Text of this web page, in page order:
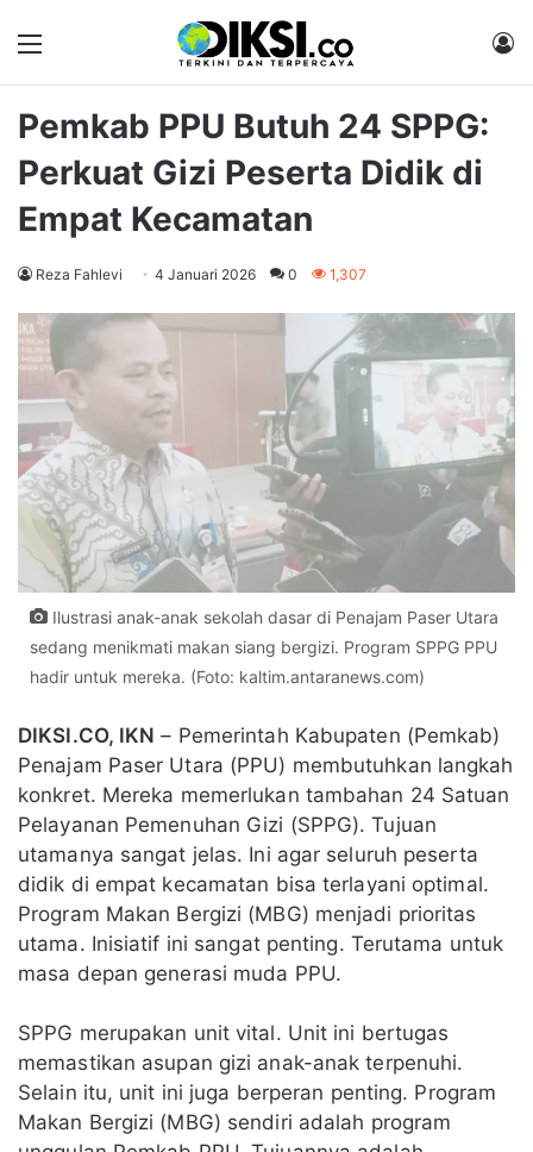
Pemkab PPU Butuh 24 SPPG:
Perkuat Gizi Peserta Didik di
Empat Kecamatan
Reza Fahlevi 4 Januari 2026 0 1,307
Ilustrasi anak-anak sekolah dasar di Penajam Paser Utara
sedang menikmati makan siang bergizi. Program SPPG PPU
hadir untuk mereka. (Foto: kaltim.antaranews.com)
DIKSI.CO, IKN – Pemerintah Kabupaten (Pemkab)
Penajam Paser Utara (PPU) membutuhkan langkah
konkret. Mereka memerlukan tambahan 24 Satuan
Pelayanan Pemenuhan Gizi (SPPG). Tujuan
utamanya sangat jelas. Ini agar seluruh peserta
didik di empat kecamatan bisa terlayani optimal.
Program Makan Bergizi (MBG) menjadi prioritas
utama. Inisiatif ini sangat penting. Terutama untuk
masa depan generasi muda PPU.
SPPG merupakan unit vital. Unit ini bertugas
memastikan asupan gizi anak-anak terpenuhi.
Selain itu, unit ini juga berperan penting. Program
Makan Bergizi (MBG) sendiri adalah program